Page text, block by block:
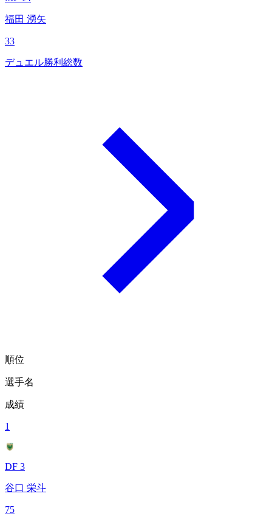
福田 湧矢
33
デュエル勝利総数
順位
選手名
成績
1
DF 3
谷口 栄斗
75